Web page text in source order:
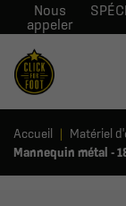
Nous
appeler
Accueil Matériel
Mannequin métal -